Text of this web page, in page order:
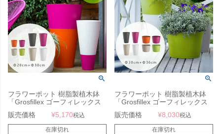
フラワーポット 樹脂製植木鉢
「Grosfillex ゴーフィレックス
TOKYO プランター Duo 直径
20cm （約6号） + 直径30cm
（約9号深鉢）」
販売価格 ¥5,170税込
在庫切れ
フラワーポット 樹脂製植木鉢
「Grosfillex ゴーフィレックス
TOKYO プランター Duo 直径
30cm （約9号深鉢） + 直径
36cm （約12号）」
販売価格 ¥8,030税込
在庫切れ